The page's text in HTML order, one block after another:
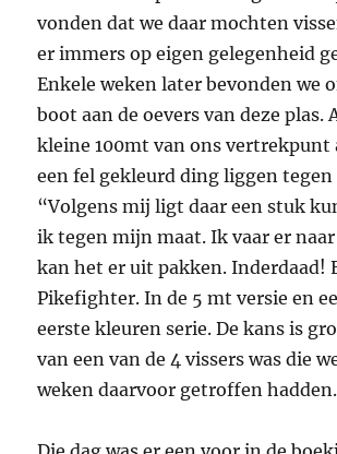
vonden dat we daar mochten
er immers op eigen gelegenheid
Enkele weken later bevonden we
boot aan de oevers van deze plas.
kleine 100mt van ons vertrekpunt
een fel gekleurd ding liggen
“Volgens mij ligt daar een stuk
ik tegen mijn maat. Ik vaar er
kan het er uit pakken. Inderdaad!
Pikefighter. In de 5 mt versie en
eerste kleuren serie. De kans is
van een van de 4 vissers was die
weken daarvoor getroffen hadden.